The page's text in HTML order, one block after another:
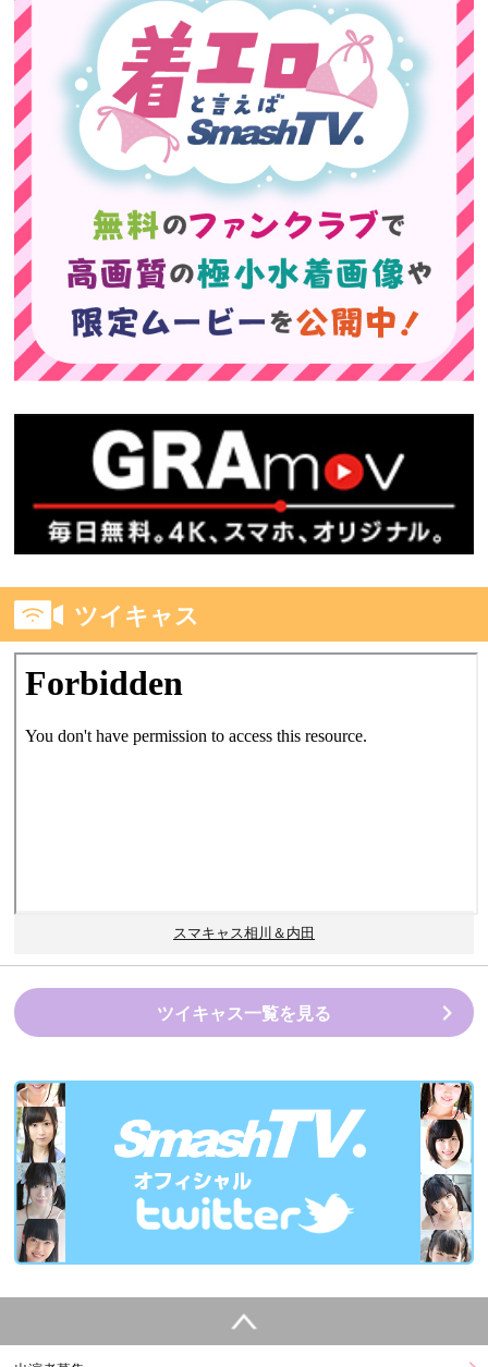
ツイキャス
スマキャス相川＆内田
ツイキャス一覧を見る